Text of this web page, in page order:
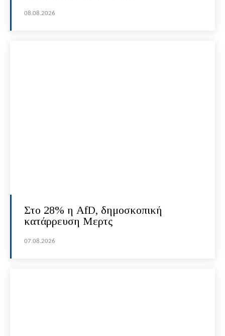
08.08.2026
Στο 28% η AfD, δημοσκοπική
κατάρρευση Μερτς
07.08.2026